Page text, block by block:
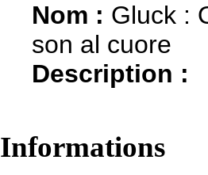
Nom : Gluck :
son al cuore
Description :
Informations